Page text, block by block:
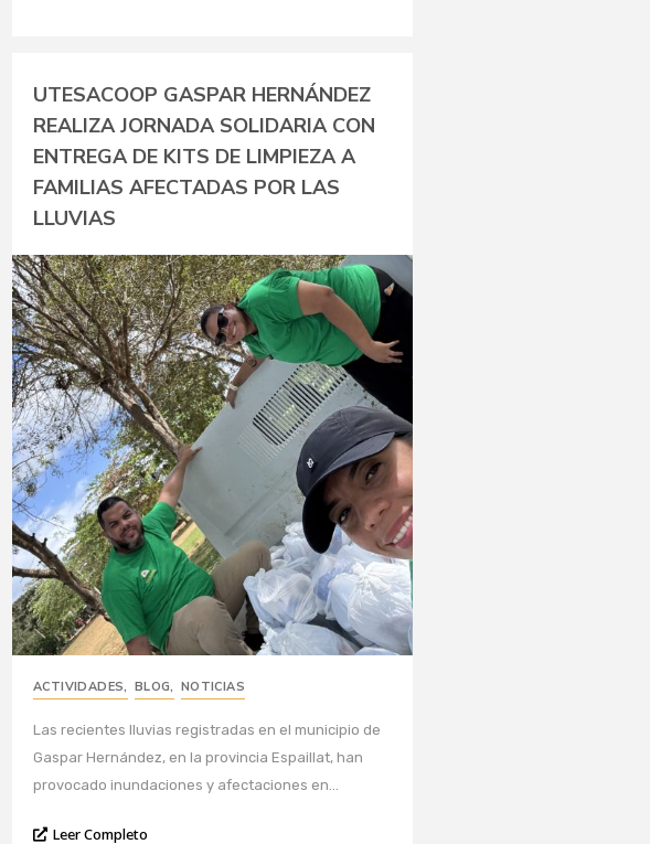
UTESACOOP GASPAR HERNÁNDEZ
REALIZA JORNADA SOLIDARIA CON
ENTREGA DE KITS DE LIMPIEZA A
FAMILIAS AFECTADAS POR LAS
LLUVIAS
ACTIVIDADES, BLOG, NOTICIAS
Las recientes lluvias registradas en el municipio de
Gaspar Hernández, en la provincia Espaillat, han
provocado inundaciones y afectaciones en...
Leer Completo